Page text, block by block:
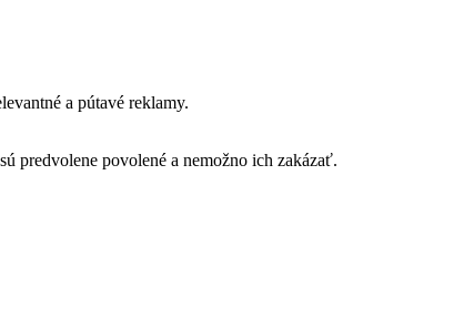
a pútavé reklamy.
predvolene povolené a nemožno ich zakázať.